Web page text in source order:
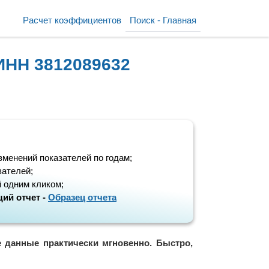
Поиск - Главная
Расчет коэффициентов
3812089632
показателей по годам;
одним кликом;
отчет - Образец отчета
практически мгновенно. Быстро,